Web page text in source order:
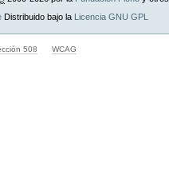
Distribuido bajo la Licencia GNU GPL
508 WCAG